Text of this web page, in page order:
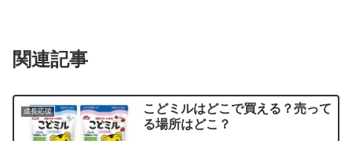
関連記事
成長応援
こどミルはどこで買える？売って
る場所はどこ？